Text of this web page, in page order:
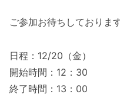
ご参加お待ちしておりま
日程：12/20（金）
開始時間：12：30
終了時間：13：00